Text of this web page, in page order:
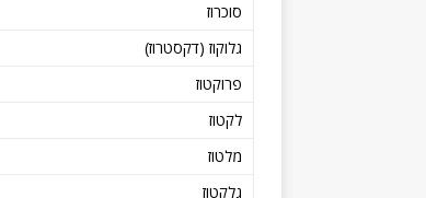
סוכרוז
גלוקוז (דקסטרוז)
פרוקטוז
לקטוז
מלטוז
גלקטוז